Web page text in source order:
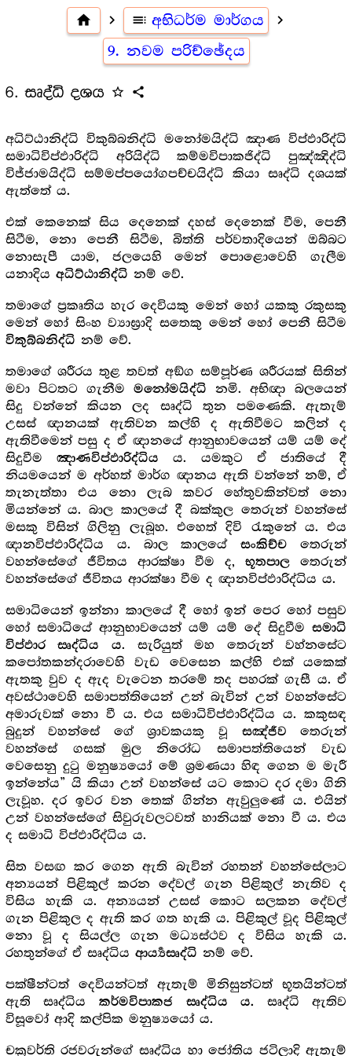
home navigate_next toc අභිධර්ම මාර්ගය navigate_next
9. නවම පරිච්ඡේදය
6. සෘද්ධි දශය star_outline share
අධිට්ඨානිද්ධි විකුබ්බනිද්ධි මනෝමයිද්ධි ඤාණ විප්ඵාරිද්ධි
සමාධිවිප්ඵාරිද්ධි අරියිද්ධි කම්මවිපාකජිද්ධි පුඤ්ඤිද්ධි
විජ්ජාමයිද්ධි සම්මප්පයෝගපච්චයිද්ධි කියා සෘද්ධි දශයක්
ඇත්තේ ය.
එක් කෙනෙක් සිය දෙනෙක් දහස් දෙනෙක් වීම, පෙනී
සිටීම, නො පෙනී සිටීම, බිත්ති පර්වතාදියෙන් ඔබ්බට
නොසැපී යාම, ජලයෙහි මෙන් පොළොවෙහි ගැලීම
යනාදිය අධිට්ඨානිද්ධි නම් වේ.
තමාගේ ප්‍ර‍කෘතිය හැර දෙවියකු මෙන් හෝ යකකු රකුසකු
මෙන් හෝ සිංහ ව්‍යාඝ්‍රාදි සතෙකු මෙන් හෝ පෙනී සිටීම
විකුබ්බනිද්ධි නම් වේ.
තමාගේ ශරීරය තුළ තවත් අඞ්ග සම්පූර්ණ ශරීරයක් සිතින්
මවා පිටතට ගැනීම මනෝමයිද්ධි නමි. අභිඥා බලයෙන්
සිදු වන්නේ කියන ලද සෘද්ධි තුන පමණෙකි. ඇතැම්
උසස් ඥානයක් ඇතිවන කල්හි ද ඇතිවීමට කලින් ද
ඇතිවීමෙන් පසු ද ඒ ඥානයේ ආනුභාවයෙන් යම් යම් දේ
සිදුවීම ඤාණවිප්ඵාරිද්ධිය ය. යමකුට ඒ ජාතියේ දී
නියමයෙන් ම අර්හත් මාර්ග ඥානය ඇති වන්නේ නම්, ඒ
තැනැත්තා එය නො ලැබ කවර හේතුවකින්වත් නො
මියන්නේ ය. බාල කාලයේ දී බක්කුල තෙරුන් වහන්සේ
මසකු විසින් ගිලිනු ලැබූහ. එහෙත් දිවි රැකුනේ ය. එය
ඥානවිප්ඵාරිද්ධිය ය. බාල කාලයේසංකිච්ච තෙරුන්
වහන්සේගේ ජීවිතය ආරක්ෂා වීම ද,භූතපාල තෙරුන්
වහන්සේගේ ජීවිතය ආරක්ෂා වීම ද ඥානවිප්ඵාරිද්ධිය ය.
සමාධියෙන් ඉන්නා කාලයේ දී හෝ ඉන් පෙර හෝ පසුව
හෝ සමාධියේ ආනුභාවයෙන් යම් යම් දේ සිදුවීමසමාධි
විප්ඵාර සෘද්ධිය ය. සැරියුත් මහ තෙරුන් වහ්නසේට
කපෝතකන්දරාවෙහි වැඩ වෙසෙන කල්හි එක් යකෙක්
ඇතකු වුව ද ඇද වැටෙන තරමේ තද පහරක් ගැසී ය. ඒ
අවස්ථාවෙහි සමාපත්තියෙන් උන් බැවින් උන් වහන්සේට
අමාරුවක් නො වී ය. එය සමාධිවිප්ඵාරිද්ධිය ය. කකුසඳ
බුදුන් වහන්සේ ගේ ශ්‍රාවකයකු වූ සඤ්ජීව තෙරුන්
වහන්සේ ගසක් මුල නිරෝධ සමාපත්තියෙන් වැඩ
වෙසෙනු දුටු මනුෂ්‍යයෝ මේ ශ්‍ර‍මණයා හිඳ ගෙන ම මැරී
ඉන්නේය” යි කියා උන් වහන්සේ යට කොට දර දමා ගිනි
ලැවූහ. දර ඉවර වන තෙක් ගින්න ඇවුලුණේ ය. එයින්
උන් වහන්සේගේ සිවුරුවලටවත් හානියක් නො වී ය. එය
ද සමාධි විප්ඵාරිද්ධිය ය.
සිත වසඟ කර ගෙන ඇති බැවින් රහතන් වහන්සේලාට
අන්‍යයන් පිළිකුල් කරන දේවල් ගැන පිළිකුල් නැතිව ද
විසිය හැකි ය. අන්‍යයන් උසස් කොට සලකන දේවල්
ගැන පිළිකුල ද ඇති කර ගත හැකි ය. පිළිකුල් වූද පිළිකුල්
නො වූ ද සියල්ල ගැන මධ්‍යස්ථව ද විසිය හැකි ය.
රහතුන්ගේ ඒ සෘද්ධිය ආර්‍ය්‍යසෘද්ධි නම් වේ.
පක්ෂීන්ටත් දෙවියන්ටත් ඇතැම් මිනිසුන්ටත් භූතයින්ටත්
ඇති සෘද්ධිය කර්මවිපාකජ සෘද්ධිය ය. සෘද්ධි ඇතිව
විසූවෝ ආදි කල්පික මනුෂ්‍යයෝ ය.
චක්‍ර‍වර්ති රජවරුන්ගේ සෘද්ධිය හා ජෝතිය ජටිලාදි ඇතැම්